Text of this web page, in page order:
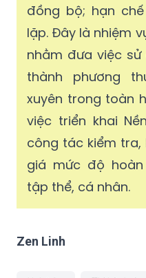
đồng bộ; hạn
lặp. Đây là nhiệm
nhằm đưa việc
thành phương
xuyên trong toàn
việc triển khai
công tác kiểm tra,
giá mức độ
tập thể, cá nhân.
Zen Linh